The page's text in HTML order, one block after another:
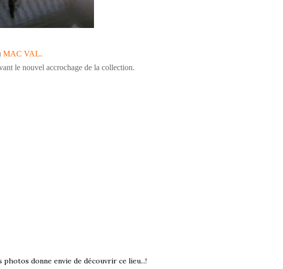
MAC VAL.
le nouvel accrochage de la collection.
photos donne envie de découvrir ce lieu...!